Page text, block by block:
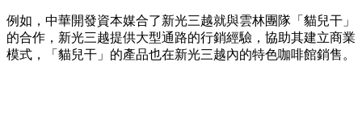
例如，中華開發資本媒合了新光三越就與雲林團隊「貓兒干」
的合作，新光三越提供大型通路的行銷經驗，協助其建立商業
模式，「貓兒干」的產品也在新光三越內的特色咖啡館銷售。